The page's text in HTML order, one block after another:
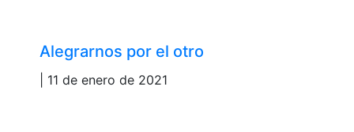
Alegrarnos por el otro
| 11 de enero de 2021